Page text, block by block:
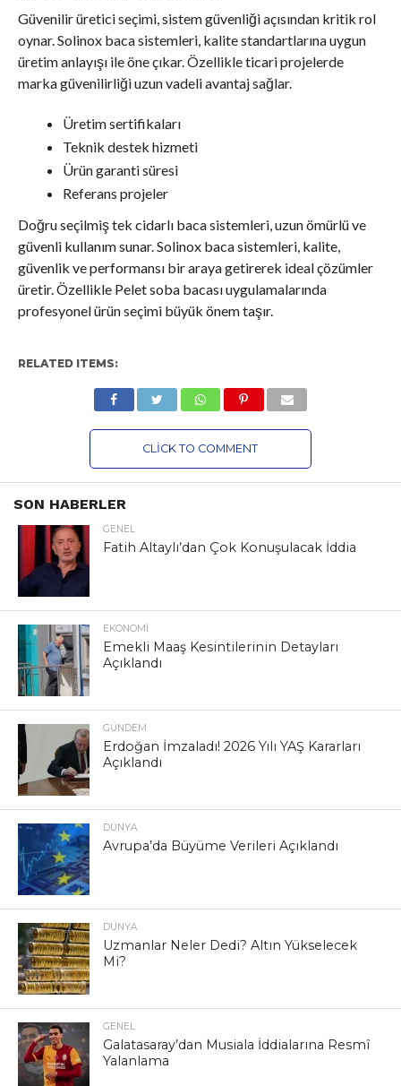
Güvenilir üretici seçimi, sistem güvenliği açısından kritik rol
oynar. Solinox baca sistemleri, kalite standartlarına uygun
üretim anlayışı ile öne çıkar. Özellikle ticari projelerde
marka güvenilirliği uzun vadeli avantaj sağlar.
Üretim sertifikaları
Teknik destek hizmeti
Ürün garanti süresi
Referans projeler
Doğru seçilmiş tek cidarlı baca sistemleri, uzun ömürlü ve
güvenli kullanım sunar. Solinox baca sistemleri, kalite,
güvenlik ve performansı bir araya getirerek ideal çözümler
üretir. Özellikle Pelet soba bacası uygulamalarında
profesyonel ürün seçimi büyük önem taşır.
RELATED ITEMS:
CLICK TO COMMENT
SON HABERLER
GENEL
Fatih Altaylı’dan Çok Konuşulacak İddia
EKONOMI
Emekli Maaş Kesintilerinin Detayları
Açıklandı
GÜNDEM
Erdoğan İmzaladı! 2026 Yılı YAŞ Kararları
Açıklandı
DÜNYA
Avrupa’da Büyüme Verileri Açıklandı
DÜNYA
Uzmanlar Neler Dedi? Altın Yükselecek
Mi?
GENEL
Galatasaray’dan Musiala İddialarına Resmî
Yalanlama